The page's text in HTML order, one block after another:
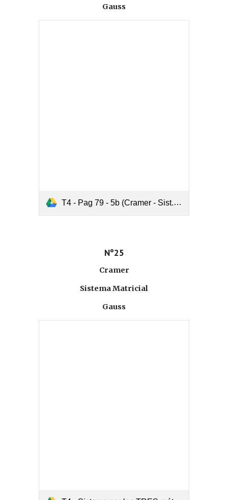
Gauss
T4 - Pag 79 - 5b (Cramer - Sist.Matricial - Gauss).pdf
Nº25
Cramer
Sistema Matricial
Gauss